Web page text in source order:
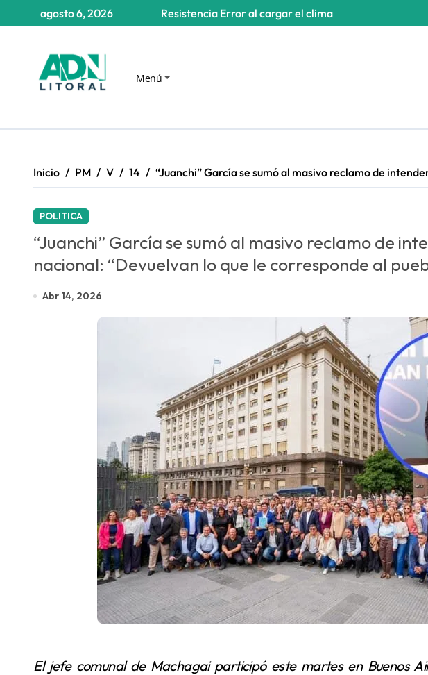
Resistencia Error al cargar el clima
agosto 6, 2026
Menú
Inicio PM V 14 “Juanchi” García se sumó al masivo reclamo de
POLITICA
“Juanchi” García se sumó al masivo reclamo de
nacional: “Devuelvan lo que le corresponde al
Abr 14, 2026
El jefe comunal de Machagai participó este martes en Buenos Aires del Encuentro Nacional de